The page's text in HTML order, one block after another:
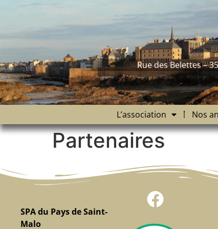
Rue des Belettes –
L’association Nos
Partenaires
SPA du Pays de Saint-
Malo